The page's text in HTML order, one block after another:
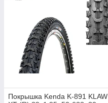
Покрышка Kenda K-891 KLAW